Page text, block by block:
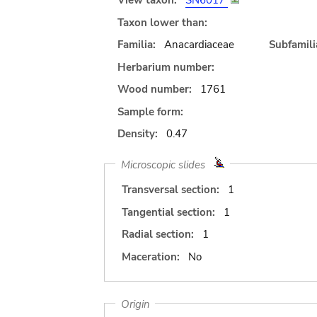
Taxon lower than:
Familia:
Anacardiaceae
Herbarium number:
Wood number:
1761
Sample form:
Density:
0.47
Microscopic slides
Transversal section:
1
Tangential section:
1
Radial section:
1
Maceration:
No
Origin